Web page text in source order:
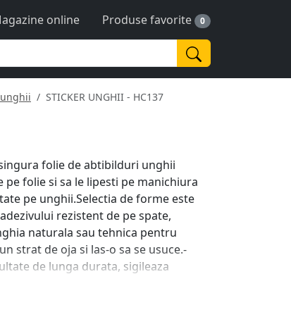
online Produse favorite 0
STICKER UNGHII - HC137
folie de abtibilduri unghii
folie si sa le lipesti pe manichiura
pe unghii.Selectia de forme este
rezistent de pe spate,
naturala sau tehnica pentru
strat de oja si las-o sa se usuce.-
de lunga durata, sigileaza